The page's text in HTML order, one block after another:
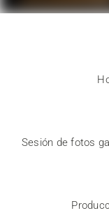
Sesión de fotos